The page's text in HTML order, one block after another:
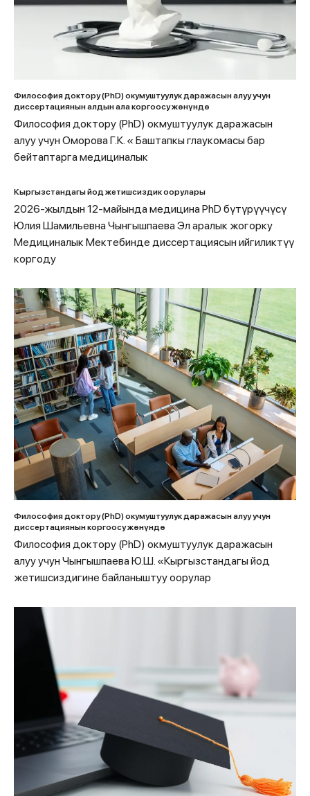
Философия доктору (PhD) окумуштуулук даражасын алуу учун
диссертациянын алдын ала коргоосу жөнүндө
Философия доктору (PhD) окмуштуулук даражасын
алуу учун Оморова Г.К. « Баштапкы глаукомасы бар
бейтаптарга медициналык
Кыргызстандагы йод жетишсиздик оорулары
2026-жылдын 12-майында медицина PhD бүтүрүүчүсү
Юлия Шамильевна Чынгышпаева Эл аралык жогорку
Медициналык Мектебинде диссертациясын ийгиликтүү
коргоду
Философия доктору (PhD) окумуштуулук даражасын алуу учун
диссертациянын коргоосу жөнүндө
Философия доктору (PhD) окмуштуулук даражасын
алуу учун Чынгышпаева Ю.Ш. «Кыргызстандагы йод
жетишсиздигине байланыштуу оорулар